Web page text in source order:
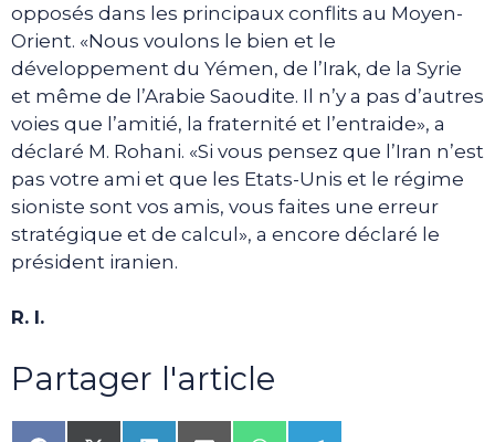
opposés dans les principaux conflits au Moyen-
Orient. «Nous voulons le bien et le
développement du Yémen, de l’Irak, de la Syrie
et même de l’Arabie Saoudite. Il n’y a pas d’autres
voies que l’amitié, la fraternité et l’entraide», a
déclaré M. Rohani. «Si vous pensez que l’Iran n’est
pas votre ami et que les Etats-Unis et le régime
sioniste sont vos amis, vous faites une erreur
stratégique et de calcul», a encore déclaré le
président iranien.
R. I.
Partager l'article